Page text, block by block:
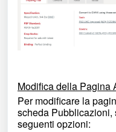
Modifica della Pagina
Per modificare la
scheda
seguenti opzioni: